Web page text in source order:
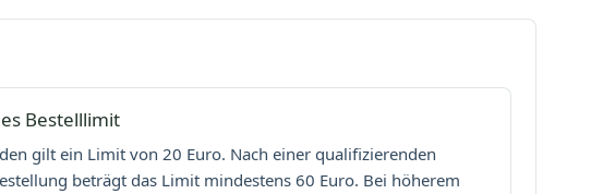
Bestelllimit
gilt ein Limit von 20 Euro. Nach einer qualifizierenden
beträgt das Limit mindestens 60 Euro. Bei höherem